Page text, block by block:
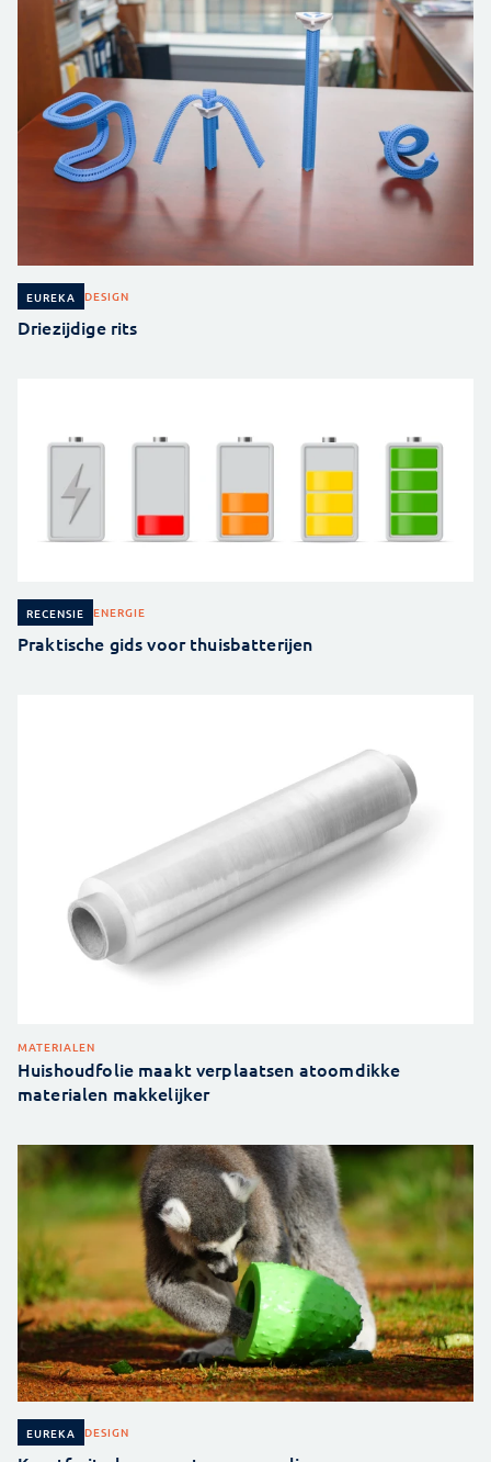
EUREKA DESIGN
Driezijdige rits
RECENSIE ENERGIE
Praktische gids voor thuisbatterijen
MATERIALEN
Huishoudfolie maakt verplaatsen atoomdikke
materialen makkelijker
EUREKA DESIGN